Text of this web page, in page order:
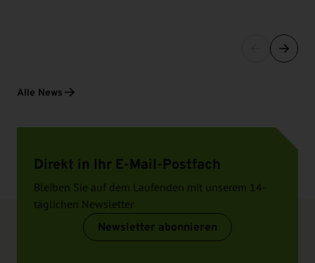
Alle News
Direkt in Ihr E-Mail-Postfach
Bleiben Sie auf dem Laufenden mit unserem 14-
täglichen Newsletter
Newsletter abonnieren